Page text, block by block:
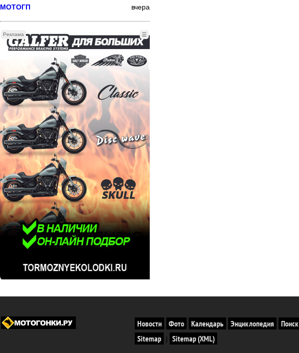
МОТОГП вчера
Реклама ☰
Новости Фото Календарь Энциклопедия Поиск
Sitemap | Sitemap (XML)